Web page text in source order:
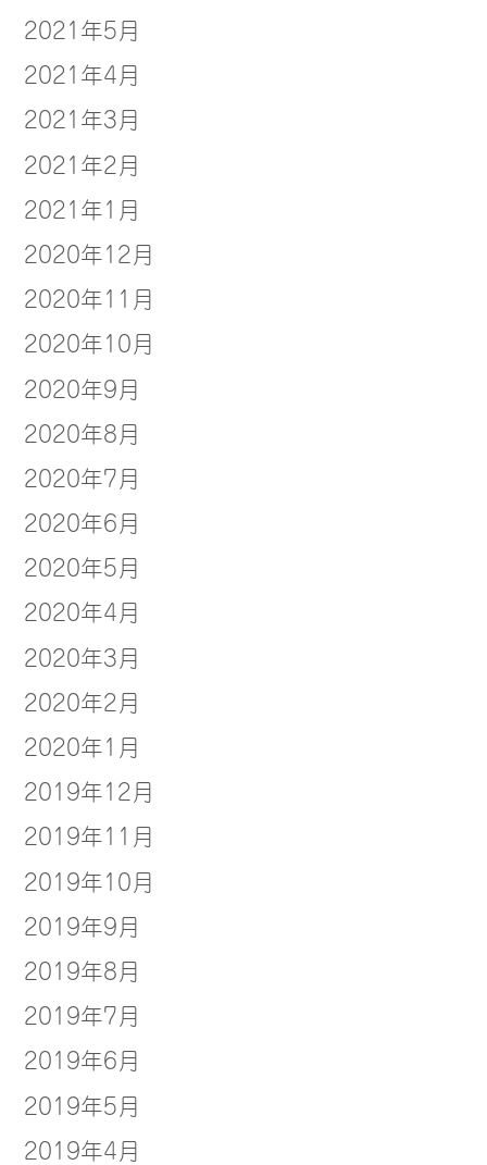
2021年5月
2021年4月
2021年3月
2021年2月
2021年1月
2020年12月
2020年11月
2020年10月
2020年9月
2020年8月
2020年7月
2020年6月
2020年5月
2020年4月
2020年3月
2020年2月
2020年1月
2019年12月
2019年11月
2019年10月
2019年9月
2019年8月
2019年7月
2019年6月
2019年5月
2019年4月